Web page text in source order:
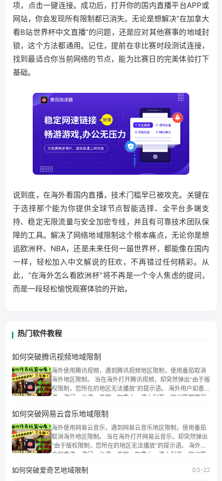
项，点击一键连接。成功后，打开你的国内直播平台APP或
网站，你会发现所有限制都已消失。无论是想解决“在加拿大
看B站世界杯中文直播”的问题，还是应对其他赛事的地域封
锁，这个方法都通用。记住，提前在非比赛时段测试连接，
找到最适合你当前网络的节点，能为比赛日的完美体验打下
基础。
说到底，在海外看国内直播，技术门槛早已被攻克。关键在
于选择那个能为你提供全球节点智能选择、全平台多端支
持、稳定无限流量与安全加密专线，并且有可靠技术团队保
障的工具。解决了网络地域限制这个根本痛点，无论你是想
追欧洲杯、NBA，还是未来任何一届世界杯，都能像在国内
一样，轻松加入中文解说的狂欢，不再错过任何精彩。从
此，“在海外怎么看欧洲杯”将不再是一个令人焦虑的提问，
而是一段轻松愉悦观赛体验的开始。
热门软件教程
如何突破腾讯视频地域限制
海外使用腾讯视频，遇到腾讯视频地区限制，使用番茄取消
海外地区限制。 当在海外打开腾讯视频，却突然弹出“由于版
权限制，您所在的地区无法播放”的提示语。 海外用户如香
港、澳门、台湾、美国、加拿大、澳大利亚、欧洲等国家和
权限制问题，且仅能在中国大陆地区播放。 遇到这个问题的
朋友们，使用番茄回国加速器，即可解决「海外用户收听腾
讯视频地区版权限制」的问题，无论人在香港、澳门、台
湾、美国、加拿大、澳大利亚、欧洲等国家和地区工作、留
学、定居等，都可以使用，不再因地区和版权限制所困扰。
如何突破网易云音乐地域限制
海外使用网易云音乐，遇到网易云音乐地区限制，使用番茄
取消海外地区限制。 当在海外打开网易云音乐，却突然弹出
“由于版权限制，您所在的地区无法播放”的提示语。 海外用
户如香港、澳门、台湾、美国、加拿大、澳大利亚、欧洲等
地区及版权限制问题，且仅能在中国大陆地区播放。 遇到这
如何突破爱奇艺地域限制 03-22